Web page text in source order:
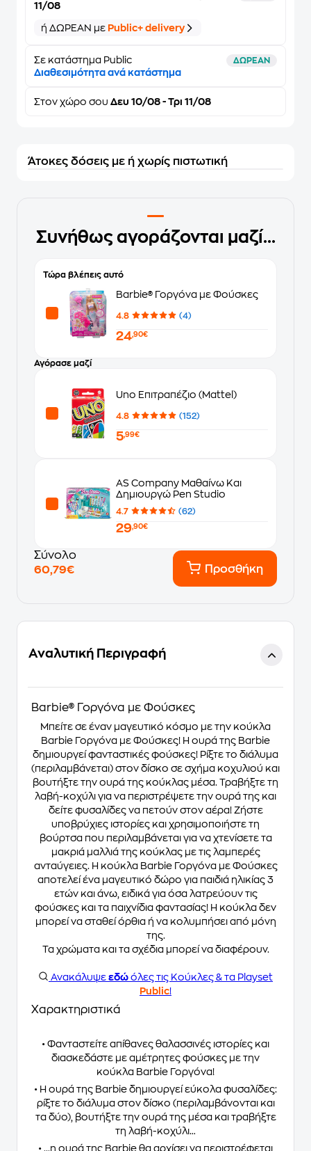
11/08
ή ΔΩΡΕΑΝ με Public+ delivery
Σε κατάστημα Public ΔΩΡΕΑΝ
Διαθεσιμότητα ανά κατάστημα
Στον χώρο σου Δευ 10/08 - Τρι 11/08
Άτοκες δόσεις με ή χωρίς πιστωτική
Συνήθως αγοράζονται μαζί...
Τώρα βλέπεις αυτό
Barbie® Γοργόνα με Φούσκες
4.8 (4)
24,90€
Αγόρασε μαζί
Uno Επιτραπέζιο (Mattel)
4.8 (152)
5,99€
AS Company Μαθαίνω Και
Δημιουργώ Pen Studio
4.7 (62)
29,90€
Σύνολο
60,79€
Προσθήκη
Αναλυτική Περιγραφή
Barbie® Γοργόνα με Φούσκες
Μπείτε σε έναν μαγευτικό κόσμο με την κούκλα
Barbie Γοργόνα με Φούσκες! Η ουρά της Barbie
δημιουργεί φανταστικές φούσκες! Ρίξτε το διάλυμα
(περιλαμβάνεται) στον δίσκο σε σχήμα κοχυλιού και
βουτήξτε την ουρά της κούκλας μέσα. Τραβήξτε τη
λαβή-κοχύλι για να περιστρέψετε την ουρά της και
δείτε φυσαλίδες να πετούν στον αέρα! Ζήστε
υποβρύχιες ιστορίες και χρησιμοποιήστε τη
βούρτσα που περιλαμβάνεται για να χτενίσετε τα
μακριά μαλλιά της κούκλας με τις λαμπερές
ανταύγειες. Η κούκλα Barbie Γοργόνα με Φούσκες
αποτελεί ένα μαγευτικό δώρο για παιδιά ηλικίας 3
ετών και άνω, ειδικά για όσα λατρεύουν τις
φούσκες και τα παιχνίδια φαντασίας! Η κούκλα δεν
μπορεί να σταθεί όρθια ή να κολυμπήσει από μόνη
της.
Τα χρώματα και τα σχέδια μπορεί να διαφέρουν.
Ανακάλυψε εδώ όλες τις Κούκλες & τα Playset
Public!
Χαρακτηριστικά
• Φανταστείτε απίθανες θαλασσινές ιστορίες και
διασκεδάστε με αμέτρητες φούσκες με την
κούκλα Barbie Γοργόνα!
• Η ουρά της Barbie δημιουργεί εύκολα φυσαλίδες:
ρίξτε το διάλυμα στον δίσκο (περιλαμβάνονται και
τα δύο), βουτήξτε την ουρά της μέσα και τραβήξτε
τη λαβή-κοχύλι…
• ...η ουρά της Barbie θα αρχίσει να περιστρέφεται